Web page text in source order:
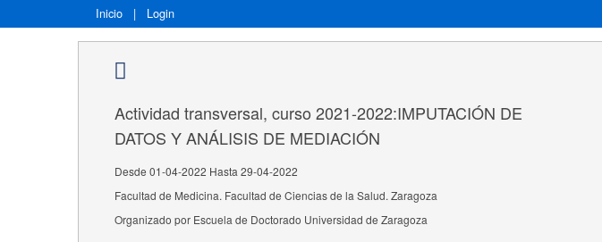
Inicio | Login
Actividad transversal, curso 2021-2022:IMPUTACIÓN DE
DATOS Y ANÁLISIS DE MEDIACIÓN
Desde 01-04-2022 Hasta 29-04-2022
Facultad de Medicina. Facultad de Ciencias de la Salud. Zaragoza
Organizado por Escuela de Doctorado Universidad de Zaragoza